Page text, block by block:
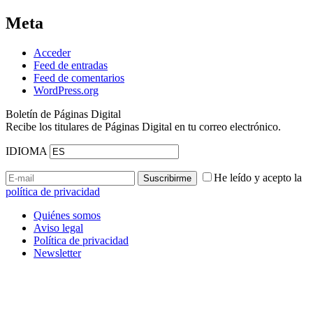
Meta
Acceder
Feed de entradas
Feed de comentarios
WordPress.org
Boletín de Páginas Digital
Recibe los titulares de Páginas Digital en tu correo electrónico.
IDIOMA
He leído y acepto la
política de privacidad
Quiénes somos
Aviso legal
Política de privacidad
Newsletter